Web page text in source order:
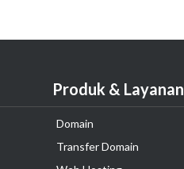
Produk & Layanan
Domain
Transfer Domain